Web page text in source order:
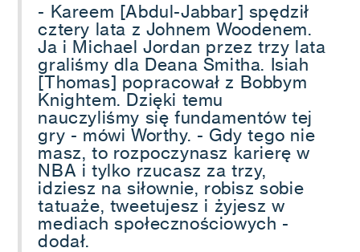
- Kareem [Abdul-Jabbar] spędził
cztery lata z Johnem Woodenem.
Ja i Michael Jordan przez trzy lata
graliśmy dla Deana Smitha. Isiah
[Thomas] popracował z Bobbym
Knightem. Dzięki temu
nauczyliśmy się fundamentów tej
gry - mówi Worthy. - Gdy tego nie
masz, to rozpoczynasz karierę w
NBA i tylko rzucasz za trzy,
idziesz na siłownie, robisz sobie
tatuaże, tweetujesz i żyjesz w
mediach społecznościowych -
dodał.